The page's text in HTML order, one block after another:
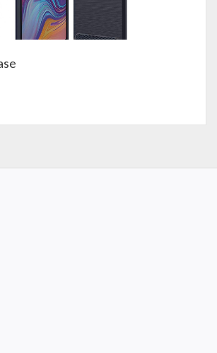
Xiaomi Mi 17 Max Aimo Series